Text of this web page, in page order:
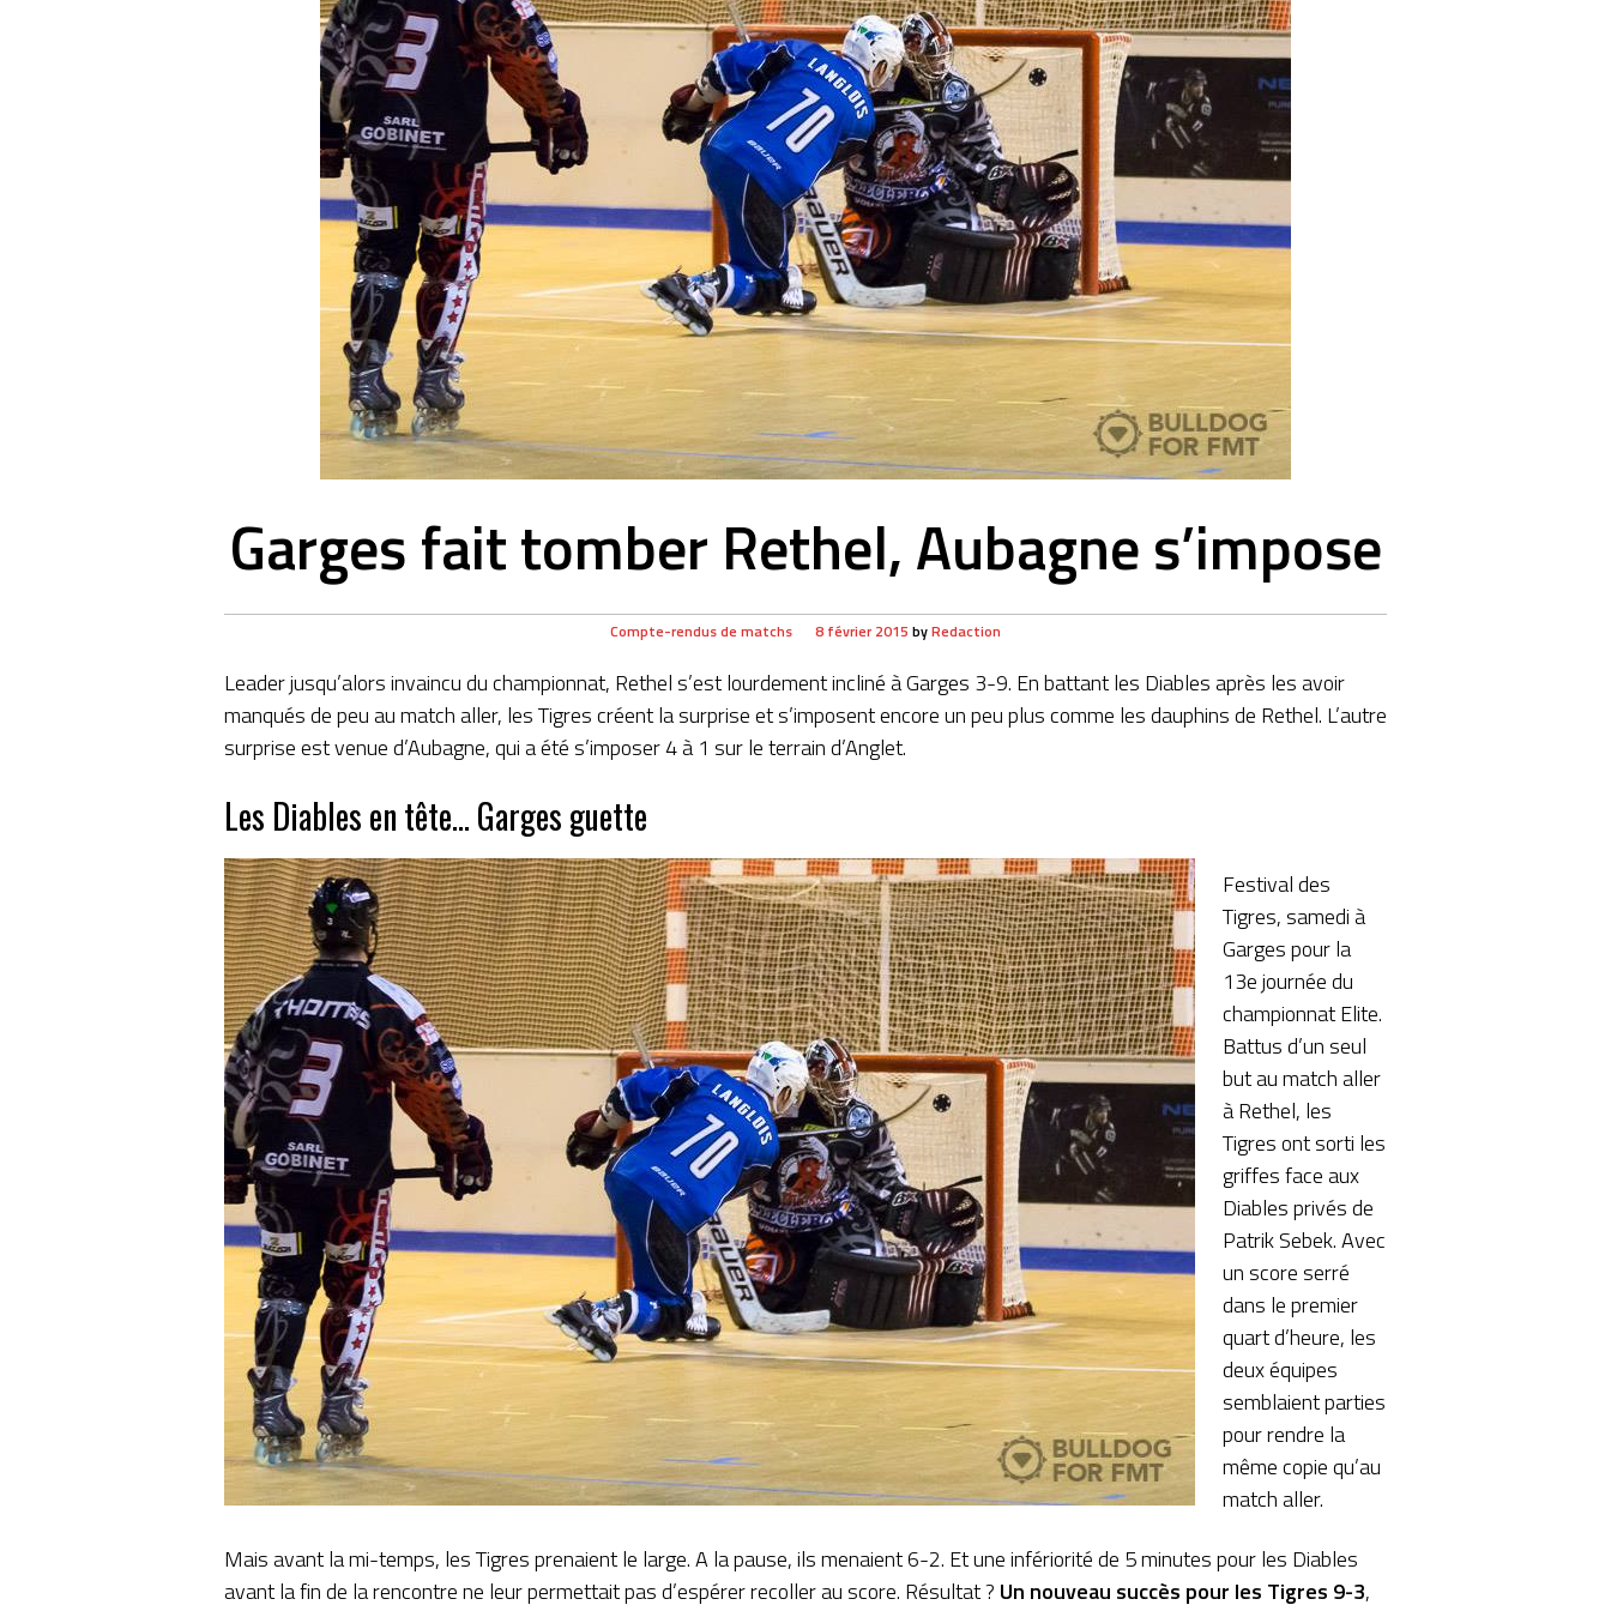
Garges fait tomber Rethel, Aubagne s’impose
Compte-rendus de matchs 8 février 2015 byRedaction
Leader jusqu’alors invaincu du championnat, Rethel s’est lourdement incliné à Garges 3-9. En battant les Diables après les avoir
manqués de peu au match aller, les Tigres créent la surprise et s’imposent encore un peu plus comme les dauphins de Rethel. L’autre
surprise est venue d’Aubagne, qui a été s’imposer 4 à 1 sur le terrain d’Anglet.
Les Diables en tête… Garges guette
Festival des
Tigres, samedi à
Garges pour la
13e journée du
championnat Elite.
Battus d’un seul
but au match aller
à Rethel, les
Tigres ont sorti les
griffes face aux
Diables privés de
Patrik Sebek. Avec
un score serré
dans le premier
quart d’heure, les
deux équipes
semblaient parties
pour rendre la
même copie qu’au
match aller.
Mais avant la mi-temps, les Tigres prenaient le large. A la pause, ils menaient 6-2. Et une infériorité de 5 minutes pour les Diables
avant la fin de la rencontre ne leur permettait pas d’espérer recoller au score. Résultat ? Un nouveau succès pour les Tigres 9-3,